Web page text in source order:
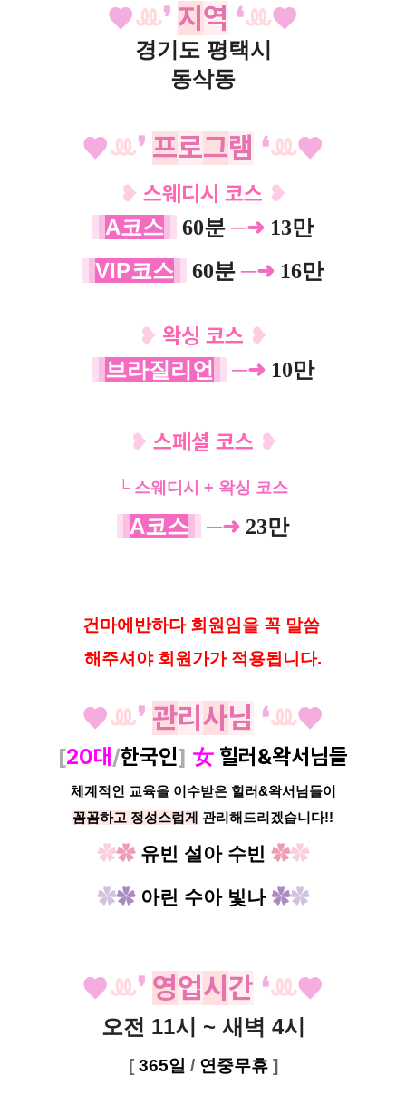
♥ꔛ❜ 지 역 ❛ꔛ♥
경기도 평택시
동삭동
♥ꔛ❜ 프로그램 ❛ꔛ♥
❥ 스웨디시 코스 ❥
A코스 60분 ─➜ 13만
VIP코스 60분 ─➜ 16만
❥ 왁싱 코스 ❥
브라질리언 ─➜10만
❥ 스페셜 코스 ❥
└ 스웨디시 + 왁싱 코스
A코스 ─➜ 23만
건마에반하다 회원임을 꼭 말씀
해 주셔야 회원가가 적용됩니다.
♥ꔛ❜ 관리 사님 ❛ꔛ♥
[20대 /한국인] 女 힐러&왁서님들
체계적인 교육을 이수받은 힐러&왁서님들이
꼼꼼하고 정성스럽게
관리해드리겠습니다!!
✿✿ 유빈 설아 수빈 ✿✿
✿✿ 아린 수아 빛나 ✿✿
♥ꔛ❜ 영업시 간 ❛ꔛ♥
오전 11시 ~ 새벽 4시
[ 365일 / 연중무휴 ]